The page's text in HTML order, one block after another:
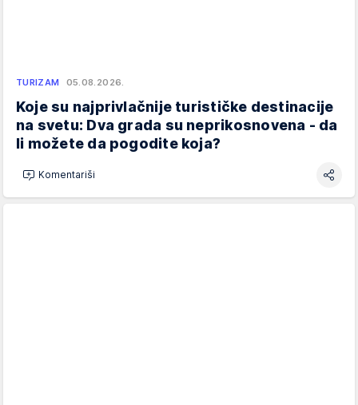
TURIZAM 05.08.2026.
Koje su najprivlačnije turističke destinacije
na svetu: Dva grada su neprikosnovena - da
li možete da pogodite koja?
Komentariši